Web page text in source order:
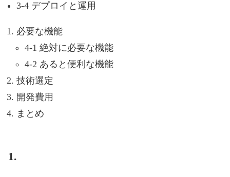
3-4 デプロイと運用
必要な機能
4-1 絶対に必要な機能
4-2 あると便利な機能
技術選定
開発費用
まとめ
1.